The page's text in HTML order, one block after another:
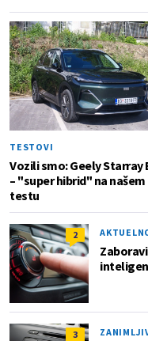
TESTOVI
Vozili smo: Geely Starray
– "super hibrid" na našem
testu
2
3